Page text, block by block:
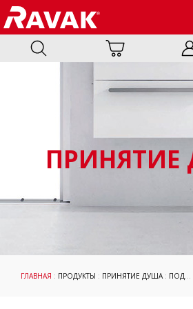
ГЛАВНАЯ : ПРОДУКТЫ : ПРИНЯТИЕ ДУША: ПОДДОНЫ